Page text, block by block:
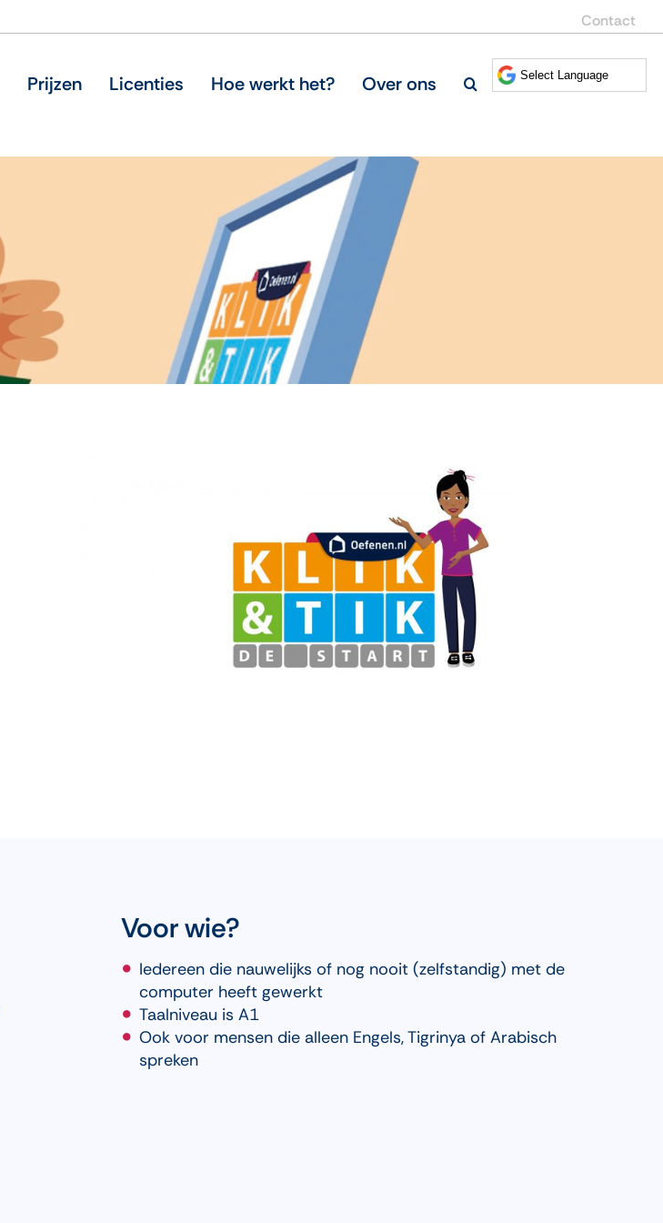
Contact
Prijzen Licenties Hoe werkt het? Over ons
Voor wie?
Iedereen die nauwelijks of nog nooit (zelfstandig) met de
computer heeft gewerkt
Taalniveau is A1
Ook voor mensen die alleen Engels, Tigrinya of Arabisch
spreken